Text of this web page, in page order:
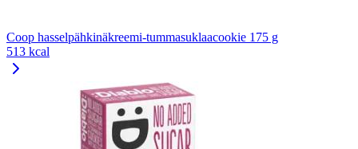
Coop hasselpähkinäkreemi-tummasuklaacookie 175 g
513 kcal